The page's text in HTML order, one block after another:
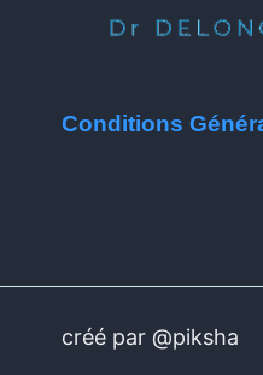
Conditions
créé par @piksha